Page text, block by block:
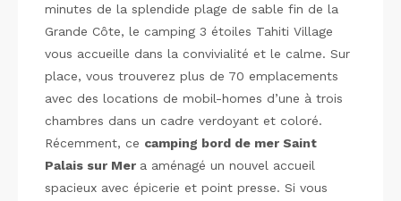
minutes de la splendide plage de sable fin de la
Grande Côte, le camping 3 étoiles Tahiti Village
vous accueille dans la convivialité et le calme. Sur
place, vous trouverez plus de 70 emplacements
avec des locations de mobil-homes d’une à trois
chambres dans un cadre verdoyant et coloré.
Récemment, ce camping bord de mer Saint
Palais sur Mer a aménagé un nouvel accueil
spacieux avec épicerie et point presse. Si vous